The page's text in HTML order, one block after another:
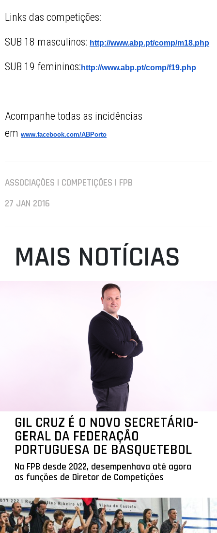
Links das competições:
SUB 18 masculinos: http://www.abp.pt/comp/m18.php
SUB 19 femininos: http://www.abp.pt/comp/f19.php
Acompanhe todas as incidências
emwww.facebook.com/ABPorto
ASSOCIAÇÕES | COMPETIÇÕES | FPB
27 JAN 2016
MAIS NOTÍCIAS
GIL CRUZ É O NOVO SECRETÁRIO-
GERAL DA FEDERAÇÃO
PORTUGUESA DE BASQUETEBOL
Na FPB desde 2022, desempenhava até agora
as funções de Diretor de Competições